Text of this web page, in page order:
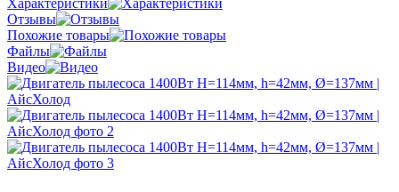
Отзывы
Похожие товары
Файлы
Видео